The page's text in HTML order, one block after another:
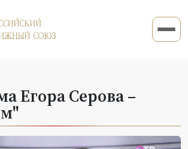
Егора Серова –